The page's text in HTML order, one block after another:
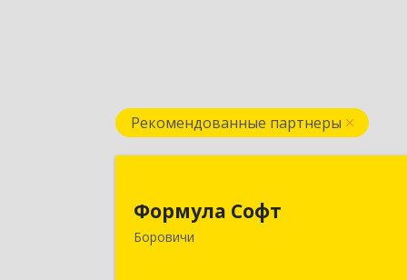
Рекомендованные партнеры
Формула Софт
Боровичи
174411, Новгородская обл,